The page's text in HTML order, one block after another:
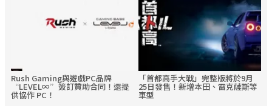
Rush Gaming與遊戲PC品牌
“LEVEL∞”簽訂贊助合同！還提
供協作 PC！
「首都高手大戰」完整版將於9月
25日發售！新增本田、雷克薩斯等
車型